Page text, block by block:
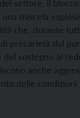
settore, il
miscela
che, durante
precarietà dal
sostegno al
anche
delle condizioni